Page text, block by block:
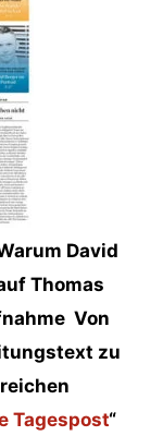
David
Thomas
Von
zu
Tagespost“